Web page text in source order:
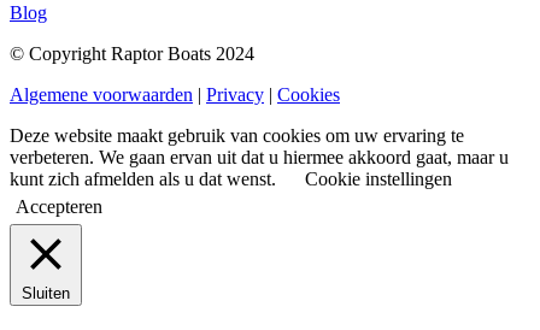
Blog
© Copyright Raptor Boats 2024
Algemene voorwaarden | Privacy | Cookies
Deze website maakt gebruik van cookies om uw ervaring te
verbeteren. We gaan ervan uit dat u hiermee akkoord gaat, maar u
kunt zich afmelden als u dat wenst.
Cookie instellingen
Accepteren
Sluiten